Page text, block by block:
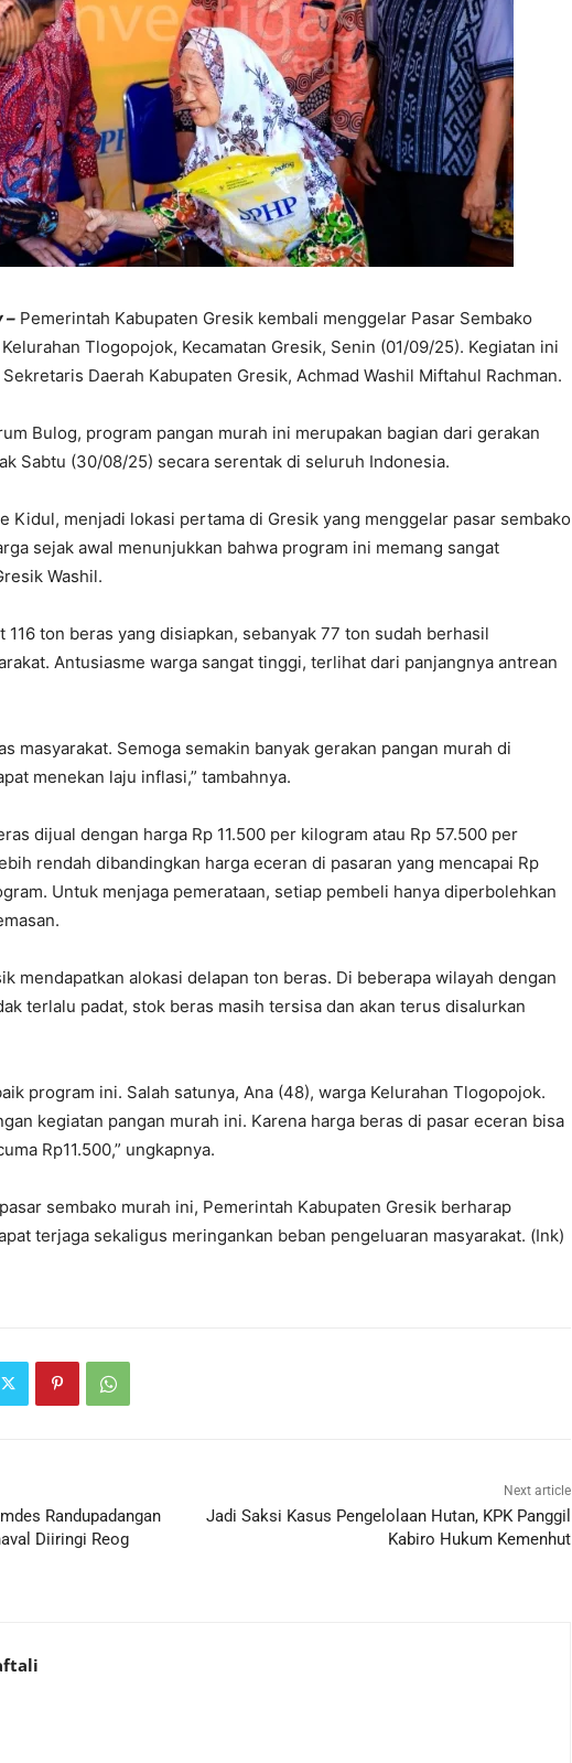
– Pemerintah Kabupaten Gresik kembali menggelar Pasar Sembako
Tlogopojok, Kecamatan Gresik, Senin (01/09/25). Kegiatan ini
Daerah Kabupaten Gresik, Achmad Washil Miftahul Rachman.
Bulog, program pangan murah ini merupakan bagian dari gerakan
Sabtu (30/08/25) secara serentak di seluruh Indonesia.
Kidul, menjadi lokasi pertama di Gresik yang menggelar pasar sembako
sejak awal menunjukkan bahwa program ini memang sangat
Washil.
ton beras yang disiapkan, sebanyak 77 ton sudah berhasil
Antusiasme warga sangat tinggi, terlihat dari panjangnya antrean
masyarakat. Semoga semakin banyak gerakan pangan murah di
menekan laju inflasi,” tambahnya.
dijual dengan harga Rp 11.500 per kilogram atau Rp 57.500 per
rendah dibandingkan harga eceran di pasaran yang mencapai Rp
Untuk menjaga pemerataan, setiap pembeli hanya diperbolehkan
mendapatkan alokasi delapan ton beras. Di beberapa wilayah dengan
terlalu padat, stok beras masih tersisa dan akan terus disalurkan
program ini. Salah satunya, Ana (48), warga Kelurahan Tlogopojok.
kegiatan pangan murah ini. Karena harga beras di pasar eceran bisa
Rp11.500,” ungkapnya.
sembako murah ini, Pemerintah Kabupaten Gresik berharap
terjaga sekaligus meringankan beban pengeluaran masyarakat. (Ink)
Randupadangan
Diiringi Reog
Next article
Jadi Saksi Kasus Pengelolaan Hutan, KPK Panggil
Kabiro Hukum Kemenhut